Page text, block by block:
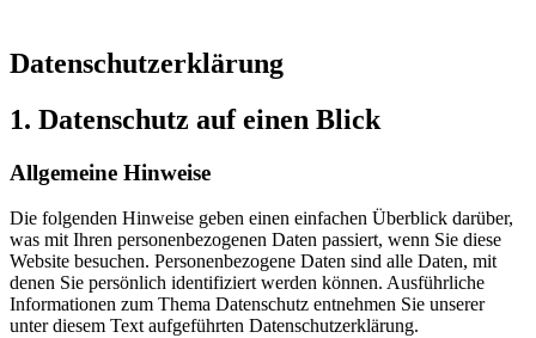
Datenschutz­erklärung
1. Datenschutz auf einen Blick
Allgemeine Hinweise
Die folgenden Hinweise geben einen einfachen Überblick darüber,
was mit Ihren personenbezogenen Daten passiert, wenn Sie diese
Website besuchen. Personenbezogene Daten sind alle Daten, mit
denen Sie persönlich identifiziert werden können. Ausführliche
Informationen zum Thema Datenschutz entnehmen Sie unserer
unter diesem Text aufgeführten Datenschutzerklärung.